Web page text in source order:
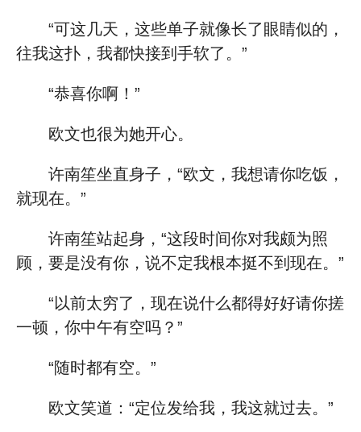
“可这几天，这些单子就像长了眼睛似的，
往我这扑，我都快接到手软了。”
“恭喜你啊！”
欧文也很为她开心。
许南笙坐直身子，“欧文，我想请你吃饭，
就现在。”
许南笙站起身，“这段时间你对我颇为照
顾，要是没有你，说不定我根本挺不到现在。”
“以前太穷了，现在说什么都得好好请你搓
一顿，你中午有空吗？”
“随时都有空。”
欧文笑道：“定位发给我，我这就过去。”